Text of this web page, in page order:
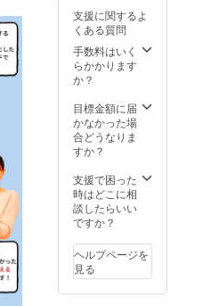
2023年
9月にブ
ラン
ディン
グポー
局より
カード
および
資料の
日程の
ご連絡
をさせ
ていた
す。日
程のご
都合が
合わな
ショッ
プの交
通費は
別途で
す。 ・
ショッ
プの実
施場所
は支援
ご準備
いただ
く想定
です。
ク
ショッ
プは対
面形式
支援に関するよ
くある質問
手数料はいく
らかかります
か？
目標金額に届
かなかった場
合どうなりま
すか？
支援で困った
時はどこに相
談したらいい
ですか？
ヘルプページを
見る